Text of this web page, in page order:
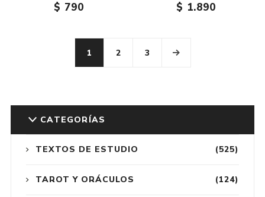
$ 790 $ 1.890
1 2 3
CATEGORÍAS
(525)
TEXTOS DE ESTUDIO
(124)
TAROT Y ORÁCULOS